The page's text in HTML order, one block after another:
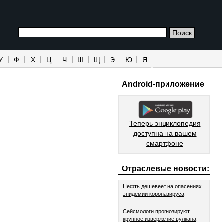
Ф Х Ц Ч Ш Щ Э Ю Я
Android-приложение
Теперь энциклопедия
доступна на вашем
смартфоне
Отраслевые новости:
Нефть дешевеет на опасениях
эпидемии коронавируса
Сейсмологи прогнозируют
крупное извержение вулкана